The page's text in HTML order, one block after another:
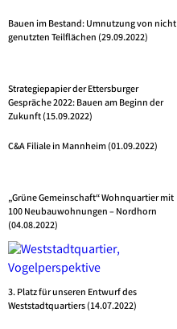
Bauen im Bestand: Umnutzung von nicht
genutzten Teilflächen (29.09.2022)
Strategiepapier der Ettersburger
Gespräche 2022: Bauen am Beginn der
Zukunft (15.09.2022)
C&A Filiale in Mannheim (01.09.2022)
„Grüne Gemeinschaft“ Wohnquartier mit
100 Neubauwohnungen – Nordhorn
(04.08.2022)
3. Platz für unseren Entwurf des
Weststadtquartiers (14.07.2022)